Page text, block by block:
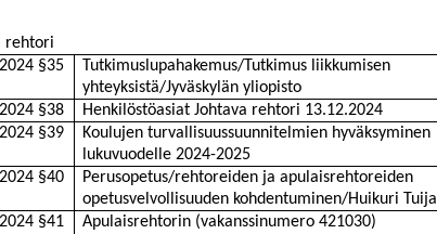
rehtori
§35
Tutkimuslupahakemus/Tutkimus liikkumisen
yhteyksistä/Jyväskylän yliopisto
§38
Henkilöstöasiat Johtava rehtori 13.12.2024
§39
Koulujen turvallisuussuunnitelmien hyväksyminen
lukuvuodelle 2024-2025
§40
Perusopetus/rehtoreiden ja apulaisrehtoreiden
opetusvelvollisuuden kohdentuminen/Huikuri Tuija
§41
Apulaisrehtorin (vakanssinumero 421030)